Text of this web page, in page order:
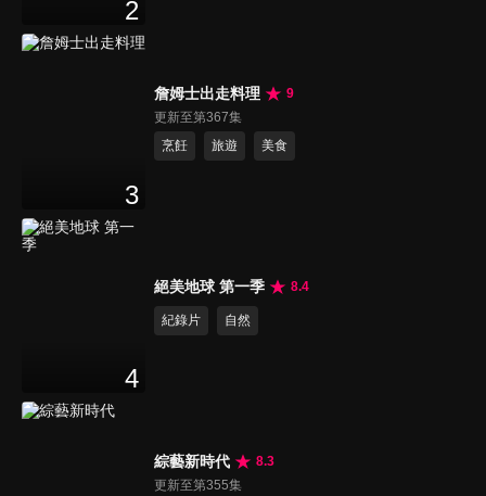
2
3
詹姆士出走料理
9
更新至第367集
烹飪
旅遊 美食
4
絕美地球 第一季 8.4
紀錄片 自然
綜藝新時代
8.3
更新至第355集